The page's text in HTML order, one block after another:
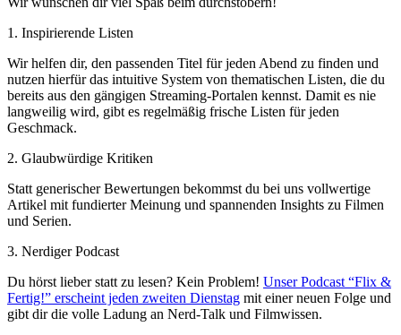
1. Inspirierende Listen
Wir helfen dir, den passenden Titel für jeden Abend zu finden und
nutzen hierfür das intuitive System von thematischen Listen, die du
bereits aus den gängigen Streaming-Portalen kennst. Damit es nie
langweilig wird, gibt es regelmäßig frische Listen für jeden
Geschmack.
2. Glaubwürdige Kritiken
Statt generischer Bewertungen bekommst du bei uns vollwertige
Artikel mit fundierter Meinung und spannenden Insights zu Filmen
und Serien.
3. Nerdiger Podcast
Du hörst lieber statt zu lesen? Kein Problem! Unser Podcast “Flix &
Fertig!” erscheint jeden zweiten Dienstag mit einer neuen Folge und
gibt dir die volle Ladung an Nerd-Talk und Filmwissen.